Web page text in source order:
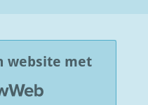
website met